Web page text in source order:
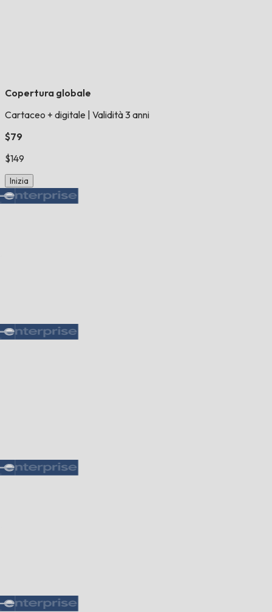
Copertura globale
Cartaceo + digitale Validità 3 anni
$79
$149
Inizia